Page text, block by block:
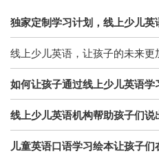
独家定制学习计划，线上少儿
线上少儿英语，让孩子的未来更
如何让孩子通过线上少儿英语学
线上少儿英语机构帮助孩子们说
儿童英语口语学习绘本让孩子